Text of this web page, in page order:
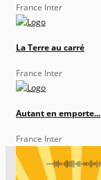
France Inter
La Terre au carré
France Inter
Autant en emporte...
France Inter